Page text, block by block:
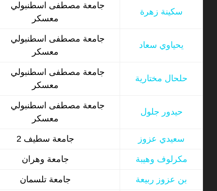
جامعة مصطفى اسطنبولي
سكينة زهرة
جامعة مصطفى اسطنبولي
يحياوي سعاد
جامعة مصطفى اسطنبولي
حلحال مختارية
جامعة مصطفى اسطنبولي
حيدور جلول
سعيدي عزوز
مكرلوف وهيبة
بن عزوز ربيعة